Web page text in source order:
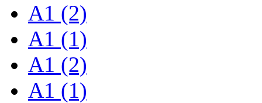
A1 (2)
A1 (1)
A1 (2)
A1 (1)